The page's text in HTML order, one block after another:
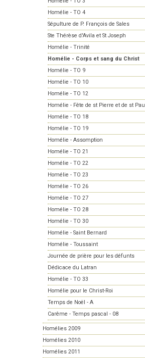
Homélie - TO 4
Sépulture de P. François de Sales
Ste Thérèse d'Avila et St Joseph
Homélie - Trinité
Homélie - Corps et sang du Christ
Homélie - TO 9
Homélie - TO 10
Homélie - TO 12
Homélie - Fête de st Pierre et de st Paul
Homélie - TO 18
Homélie - TO 19
Homélie - Assomption
Homélie - TO 21
Homélie - TO 22
Homélie - TO 23
Homélie - TO 26
Homélie - TO 27
Homélie - TO 28
Homélie - TO 30
Homélie - Saint Bernard
Homélie - Toussaint
Journée de prière pour les défunts
Dédicace du Latran
Homélie - TO 33
Homélie pour le Christ-Roi
Temps de Noël - A
Carême - Temps pascal - 08
Homélies 2009
Homélies 2010
Homélies 2011